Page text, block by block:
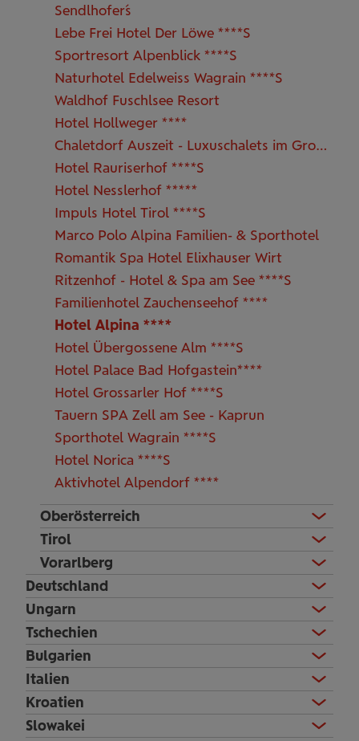
Sendlhofer´s
Lebe Frei Hotel Der Löwe ****S
Sportresort Alpenblick ****S
Naturhotel Edelweiss Wagrain ****S
Waldhof Fuschlsee Resort
Hotel Hollweger ****
Chaletdorf Auszeit - Luxuschalets im Großarltal
Hotel Rauriserhof ****S
Hotel Nesslerhof *****
Impuls Hotel Tirol ****S
Marco Polo Alpina Familien- & Sporthotel
Romantik Spa Hotel Elixhauser Wirt
Ritzenhof - Hotel & Spa am See ****S
Familienhotel Zauchenseehof ****
Hotel Alpina ****
Hotel Übergossene Alm ****S
Hotel Palace Bad Hofgastein****
Hotel Grossarler Hof ****S
Tauern SPA Zell am See - Kaprun
Sporthotel Wagrain ****S
Hotel Norica ****S
Aktivhotel Alpendorf ****
Oberösterreich
Tirol
Vorarlberg
Deutschland
Ungarn
Tschechien
Bulgarien
Italien
Kroatien
Slowakei